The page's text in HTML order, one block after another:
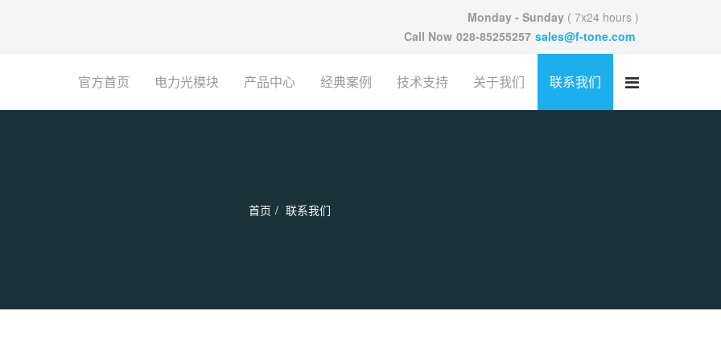
Monday - Sunday ( 7x24 hours )
Call Now 028-85255257 sales@f-tone.com
官方首页 电力光模块 产品中心 经典案例 技术支持 关于我们 联系我们
首页 联系我们